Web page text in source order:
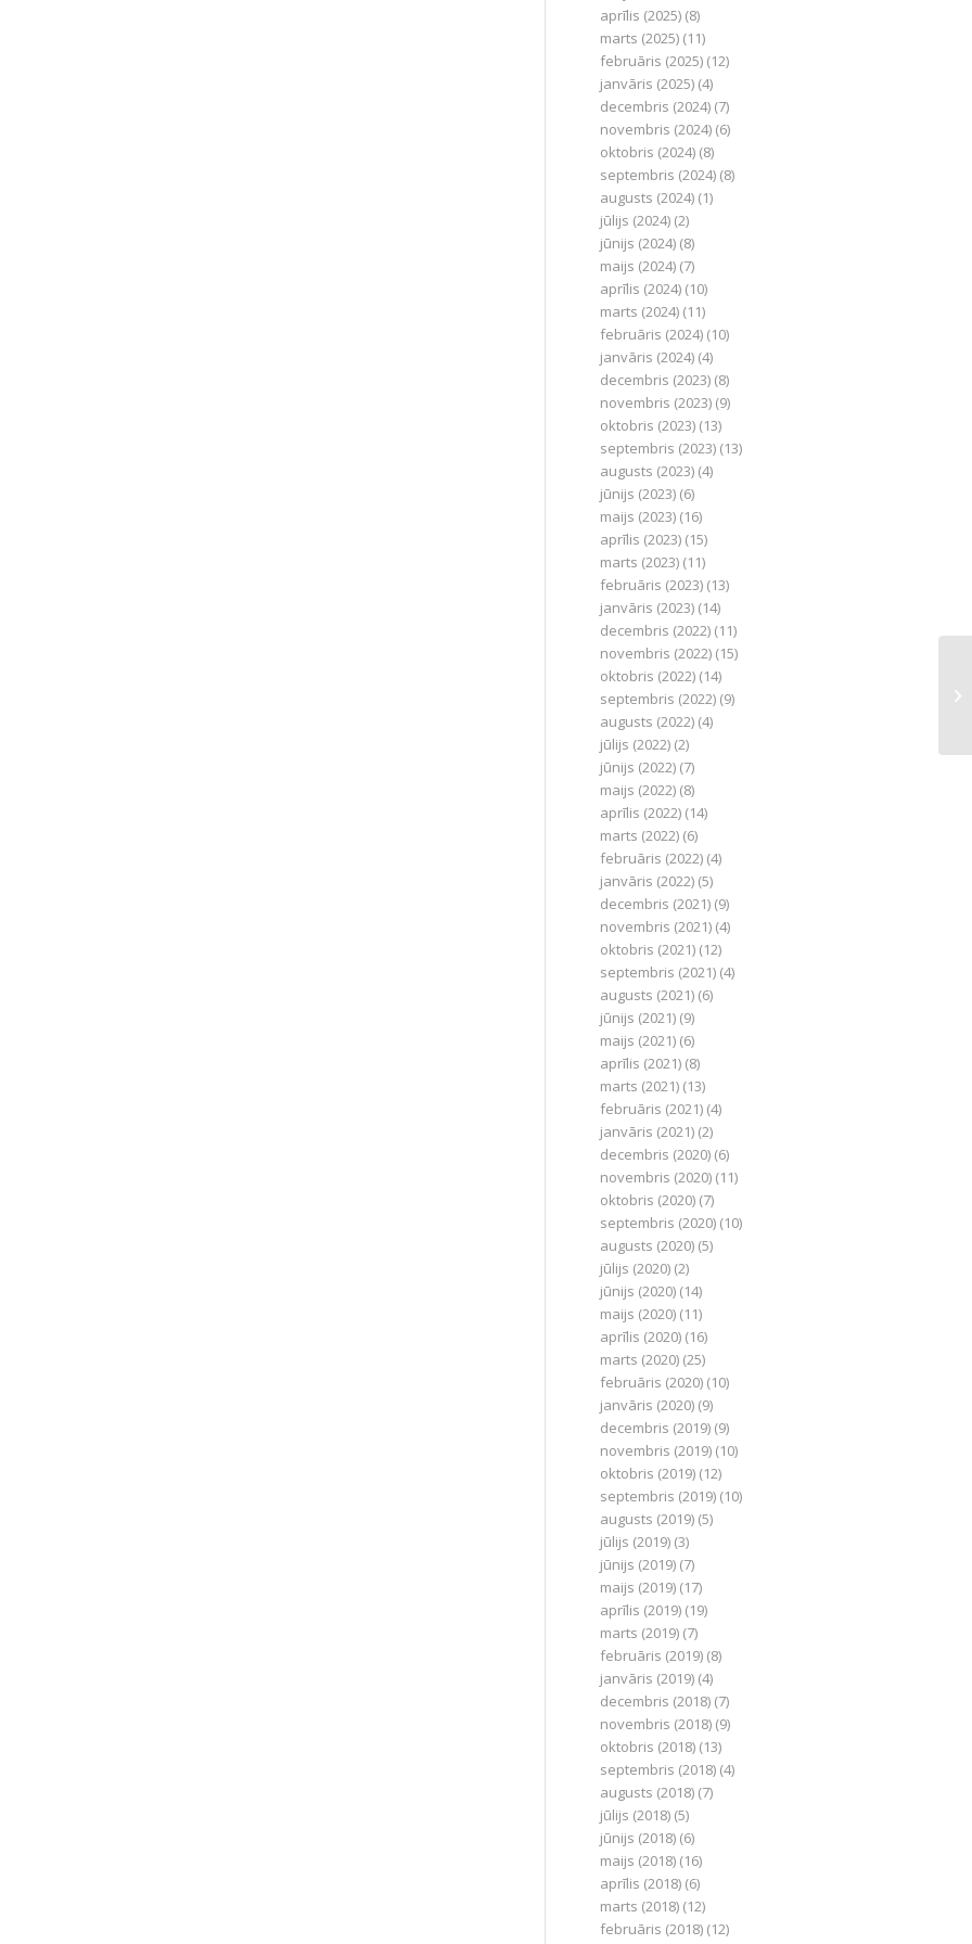
aprīlis (2025) (8)
marts (2025) (11)
februāris (2025) (12)
janvāris (2025) (4)
decembris (2024) (7)
novembris (2024) (6)
oktobris (2024) (8)
septembris (2024) (8)
augusts (2024) (1)
jūlijs (2024) (2)
jūnijs (2024) (8)
maijs (2024) (7)
aprīlis (2024) (10)
marts (2024) (11)
februāris (2024) (10)
janvāris (2024) (4)
decembris (2023) (8)
novembris (2023) (9)
oktobris (2023) (13)
septembris (2023) (13)
augusts (2023) (4)
jūnijs (2023) (6)
maijs (2023) (16)
aprīlis (2023) (15)
marts (2023) (11)
februāris (2023) (13)
janvāris (2023) (14)
decembris (2022) (11)
novembris (2022) (15)
oktobris (2022) (14)
septembris (2022) (9)
augusts (2022) (4)
jūlijs (2022) (2)
jūnijs (2022) (7)
maijs (2022) (8)
aprīlis (2022) (14)
marts (2022) (6)
februāris (2022) (4)
janvāris (2022) (5)
decembris (2021) (9)
novembris (2021) (4)
oktobris (2021) (12)
septembris (2021) (4)
augusts (2021) (6)
jūnijs (2021) (9)
maijs (2021) (6)
aprīlis (2021) (8)
marts (2021) (13)
februāris (2021) (4)
janvāris (2021) (2)
decembris (2020) (6)
novembris (2020) (11)
oktobris (2020) (7)
septembris (2020) (10)
augusts (2020) (5)
jūlijs (2020) (2)
jūnijs (2020) (14)
maijs (2020) (11)
aprīlis (2020) (16)
marts (2020) (25)
februāris (2020) (10)
janvāris (2020) (9)
decembris (2019) (9)
novembris (2019) (10)
oktobris (2019) (12)
septembris (2019) (10)
augusts (2019) (5)
jūlijs (2019) (3)
jūnijs (2019) (7)
maijs (2019) (17)
aprīlis (2019) (19)
marts (2019) (7)
februāris (2019) (8)
janvāris (2019) (4)
decembris (2018) (7)
novembris (2018) (9)
oktobris (2018) (13)
septembris (2018) (4)
augusts (2018) (7)
jūlijs (2018) (5)
jūnijs (2018) (6)
maijs (2018) (16)
aprīlis (2018) (6)
marts (2018) (12)
februāris (2018) (12)